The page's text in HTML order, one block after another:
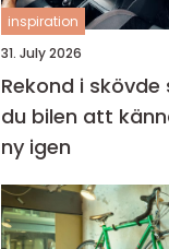
inspiration
31. July 2026
Rekond i skövde så får
du bilen att
ny igen